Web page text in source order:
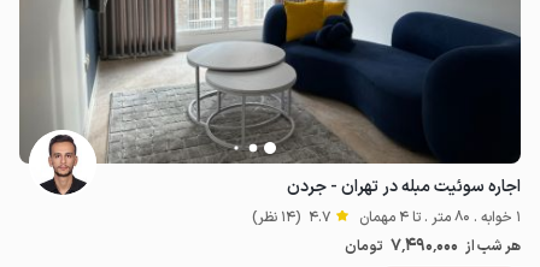
اجاره سوئیت مبله در تهران - جردن
1 خوابه . 80 متر . تا 4 مهمان 4.7 (14 نظر)
هر شب از 7٬490٬000 تومان